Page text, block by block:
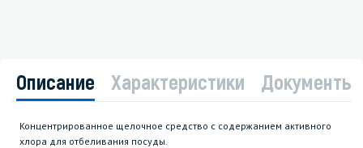
Описание Характеристики Документы
Концентрированное щелочное средство с содержанием активного
хлора для отбеливания посуды.